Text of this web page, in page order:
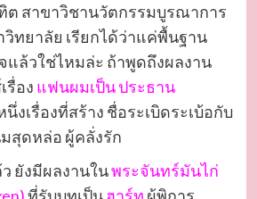
สาขาวิชานวัตกรรมบูรณาการ
ทยาลัย เรียกได้ว่าแค่พื้นฐาน
แล้วใช่ไหมล่ะ ถ้าพูดถึงผลงาน
รื่อง แฟนผมเป็น ประธาน
งเรื่องที่สร้าง ชื่อระเบิดระเบ้อกับ
สุดหล่อ ผู้คลั่งรัก
ยังมีผลงานในพระจันทร์มันไก่